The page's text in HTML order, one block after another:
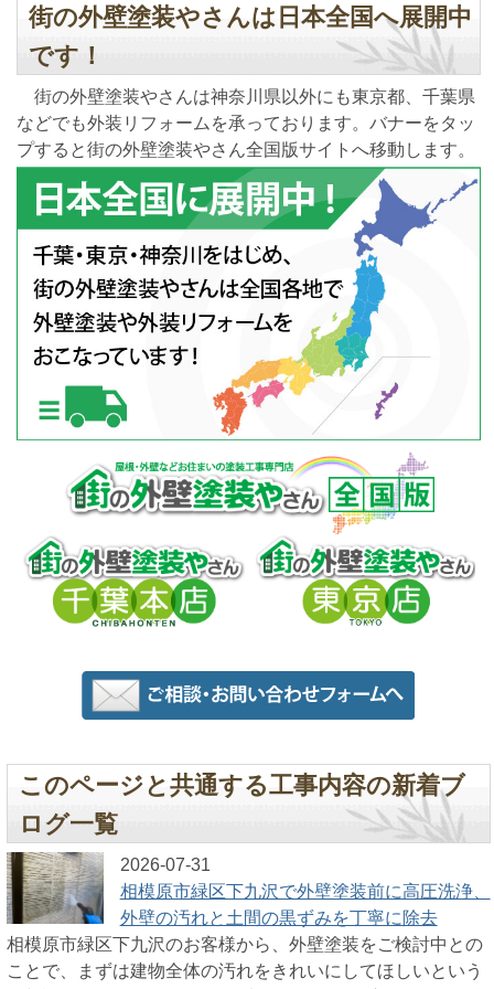
街の外壁塗装やさんは日本全国へ展開中
です！
街の外壁塗装やさんは神奈川県以外にも東京都、千葉県
などでも外装リフォームを承っております。バナーをタッ
プすると街の外壁塗装やさん全国版サイトへ移動します。
このページと共通する工事内容の新着ブ
ログ一覧
2026-07-31
相模原市緑区下九沢で外壁塗装前に高圧洗浄、
外壁の汚れと土間の黒ずみを丁寧に除去
相模原市緑区下九沢のお客様から、外壁塗装をご検討中との
ことで、まずは建物全体の汚れをきれいにしてほしいという